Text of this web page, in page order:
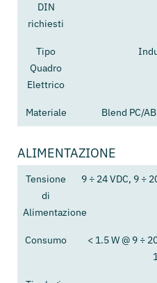
DIN
richiesti
Tipo
Quadro
Elettrico
Materiale Blend PC/
ALIMENTAZIONE
Tensione
di
Alimentazione
9 ÷ 24 VDC, 9 ÷
Consumo
< 1.5 W @ 9 ÷